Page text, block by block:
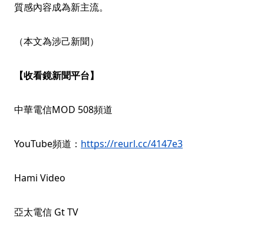
質感內容成為新主流。
（本文為涉己新聞）
【收看鏡新聞平台】
中華電信MOD 508頻道
YouTube頻道： https://reurl.cc/4147e3
Hami Video
亞太電信 Gt TV